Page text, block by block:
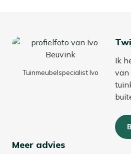
loungebank of zelfs binnen op de
compacte formaat pak je het er
meer steun wilt, en leg je het
maken.Tuinmeubelspecialist Ivo
Ik
van
Meer advies